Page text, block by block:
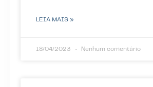
LEIA MAIS »
18/04/2023 Nenhum comentário